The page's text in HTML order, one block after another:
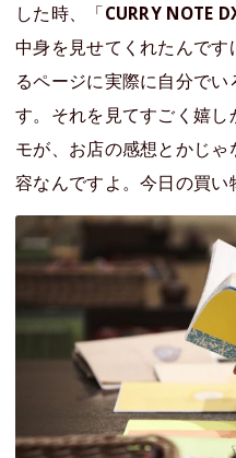
した時、「CURRY NOTE
中身を見せてくれたんで
るページに実際に自分で
す。それを見てすごく嬉
モが、お店の感想とかじ
容なんですよ。今日の買い